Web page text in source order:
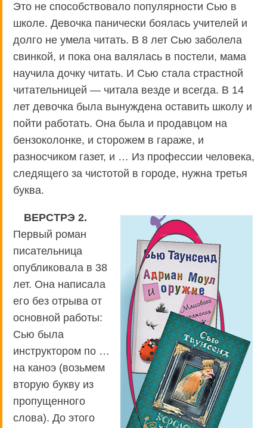
Это не способствовало популярности Сью в
школе. Девочка панически боялась учителей и
долго не умела читать. В 8 лет Сью заболела
свинкой, и пока она валялась в постели, мама
научила дочку читать. И Сью стала страстной
читательницей — читала везде и всегда. В 14
лет девочка была вынуждена оставить школу и
пойти работать. Она была и продавцом на
бензоколонке, и сторожем в гараже, и
разносчиком газет, и … Из профессии человека,
следящего за чистотой в городе, нужна третья
буква.
ВЕРСТРЭ 2.
Первый роман
писательница
опубликовала в 38
лет. Она написала
его без отрыва от
основной работы:
Сью была
инструктором по …
на каноэ (возьмем
вторую букву из
пропущенного
слова). До этого